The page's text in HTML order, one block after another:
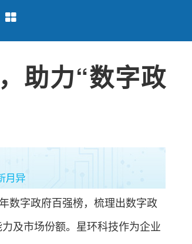
助力“数字政
字政府百强榜，梳理出数字政
及市场份额。星环科技作为企业